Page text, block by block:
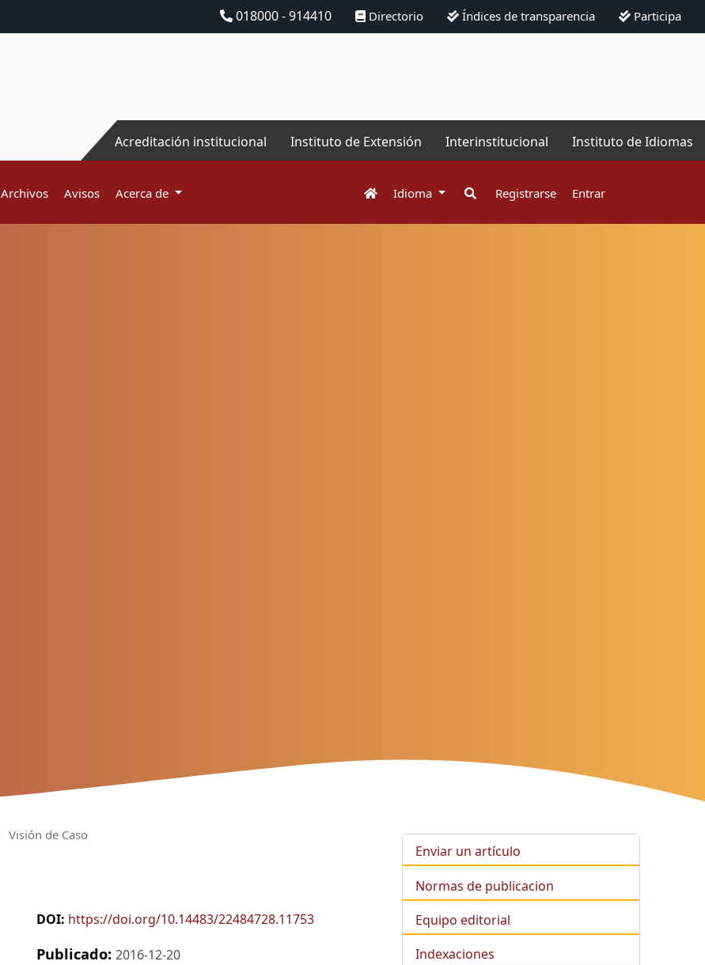
018000 - 914410 Directorio Índices de transparencia Participa
Acreditación institucional Instituto de Extensión Interinstitucional Instituto de Idiomas
Archivos Avisos Acerca de Idioma Registrarse Entrar
Visión de Caso
DOI: https://doi.org/10.14483/22484728.11753
Publicado: 2016-12-20
Enviar un artículo
Normas de publicacion
Equipo editorial
Indexaciones